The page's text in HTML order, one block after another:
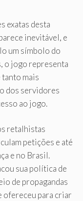
exatas desta
inevitável, e
um símbolo do
o jogo representa
tanto mais
dos servidores
ao jogo.
retalhistas
petições e até
e no Brasil.
sua política de
de propagandas
ofereceu para criar